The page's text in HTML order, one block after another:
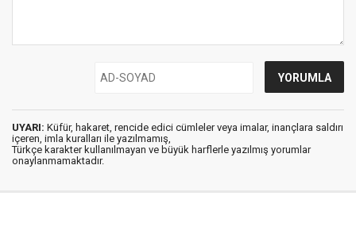
UYARI: Küfür, hakaret, rencide edici cümleler veya imalar, inançlara saldırı
içeren, imla kuralları ile yazılmamış,
Türkçe karakter kullanılmayan ve büyük harflerle yazılmış yorumlar
onaylanmamaktadır.